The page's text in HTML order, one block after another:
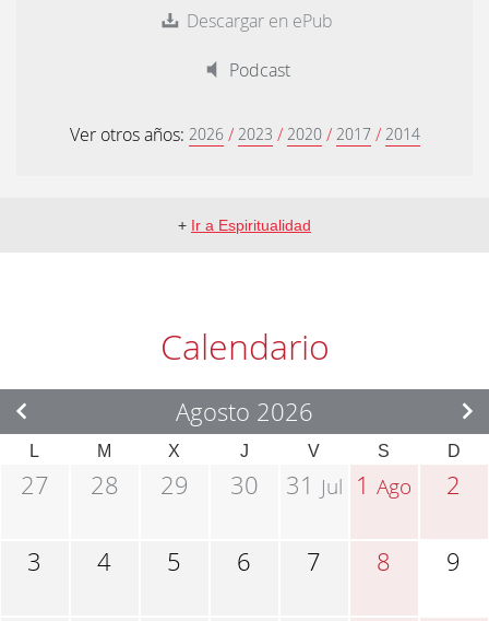
Descargar en ePub
Podcast
Ver otros años: 2026 / 2023 / 2020 / 2017 / 2014
+ Ir a Espiritualidad
Calendario
Agosto 2026
L M X J V S D
27 28 29 30 31 Jul 1Ago 2
3 4 5 6 7 8 9